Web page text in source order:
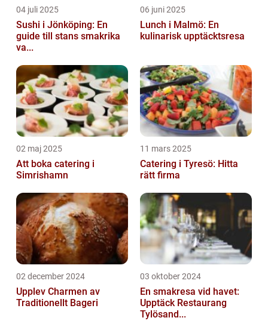
04 juli 2025
Sushi i Jönköping: En
guide till stans smakrika
va...
06 juni 2025
Lunch i Malmö: En
kulinarisk upptäcktsresa
02 maj 2025
Att boka catering i
Simrishamn
11 mars 2025
Catering i Tyresö: Hitta
rätt firma
02 december 2024
Upplev Charmen av
Traditionellt Bageri
03 oktober 2024
En smakresa vid havet:
Upptäck Restaurang
Tylösand...